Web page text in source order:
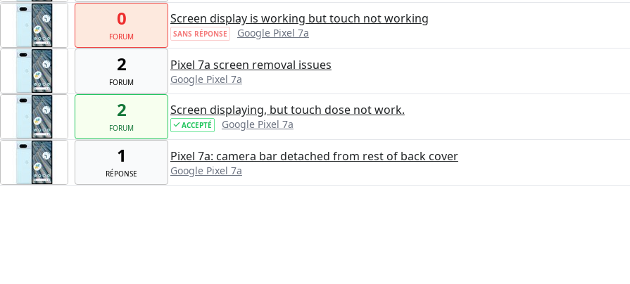
0
FORUM
Screen display is working but touch not working
SANS RÉPONSE Google Pixel 7a
2
FORUM
Pixel 7a screen removal issues
Google Pixel 7a
2
FORUM
Screen displaying, but touch dose not work.
ACCEPTÉ Google Pixel 7a
1
RÉPONSE
Pixel 7a: camera bar detached from rest of back cover
Google Pixel 7a